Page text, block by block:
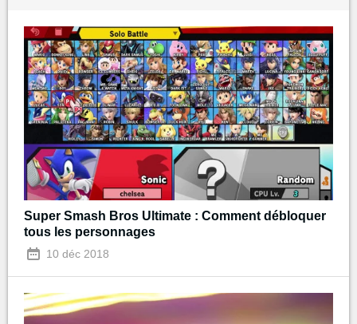
Super Smash Bros Ultimate : Comment débloquer
tous les personnages
10 déc 2018